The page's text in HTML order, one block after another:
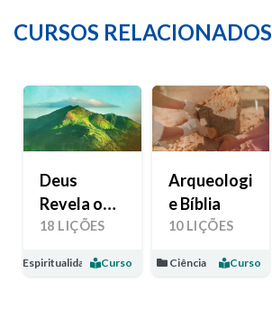
CURSOS RELACIONADOS
Deus
Revela o
Seu Amor
18 LIÇÕES
Espiritualidade Curso
Arqueologia
e Bíblia
10 LIÇÕES
Ciência Curso